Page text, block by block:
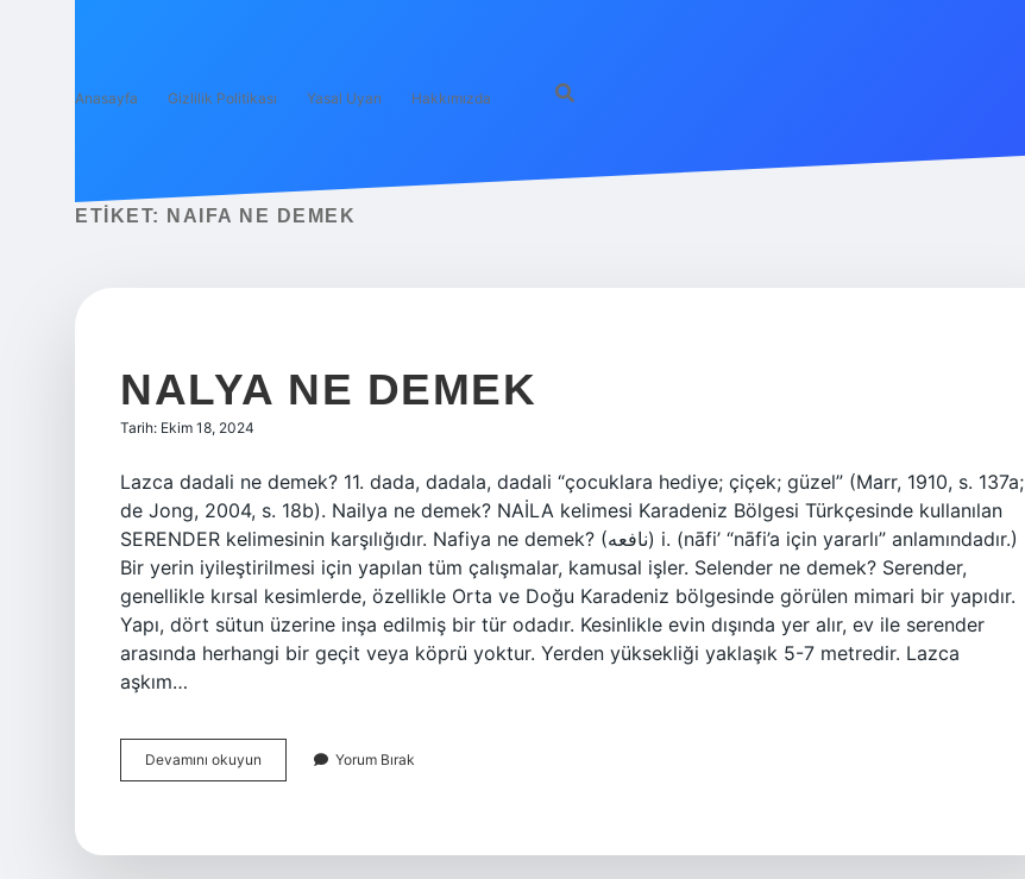
Anasayfa Gizlilik Politikası Yasal Uyarı Hakkımızda
ETIKET: NAIFA NE DEMEK
NALYA NE DEMEK
Tarih: Ekim 18, 2024
Lazca dadali ne demek? 11. dada, dadala, dadali “çocuklara hediye; çiçek; güzel” (Marr, 1910, s. 137a;
de Jong, 2004, s. 18b). Nailya ne demek? NAİLA kelimesi Karadeniz Bölgesi Türkçesinde kullanılan
SERENDER kelimesinin karşılığıdır. Nafiya ne demek? (ﻧﺎﻓﻌﻪ) i. (nāfi’ “nāfi’a için yararlı” anlamındadır.)
Bir yerin iyileştirilmesi için yapılan tüm çalışmalar, kamusal işler. Selender ne demek? Serender,
genellikle kırsal kesimlerde, özellikle Orta ve Doğu Karadeniz bölgesinde görülen mimari bir yapıdır.
Yapı, dört sütun üzerine inşa edilmiş bir tür odadır. Kesinlikle evin dışında yer alır, ev ile serender
arasında herhangi bir geçit veya köprü yoktur. Yerden yüksekliği yaklaşık 5-7 metredir. Lazca
aşkım…
Devamını okuyun
Ne
Yorum Bırak